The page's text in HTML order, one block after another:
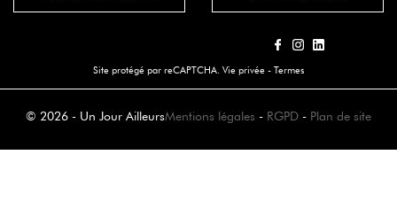
Site protégé par reCAPTCHA. Vie privée - Termes
© 2026 - Un Jour AilleursMentions légales - RGPD - Plan de site